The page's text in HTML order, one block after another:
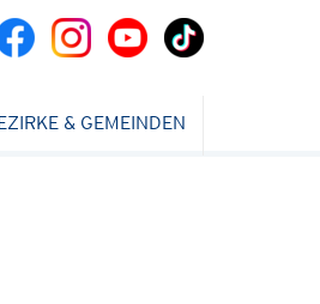
& GEMEINDEN